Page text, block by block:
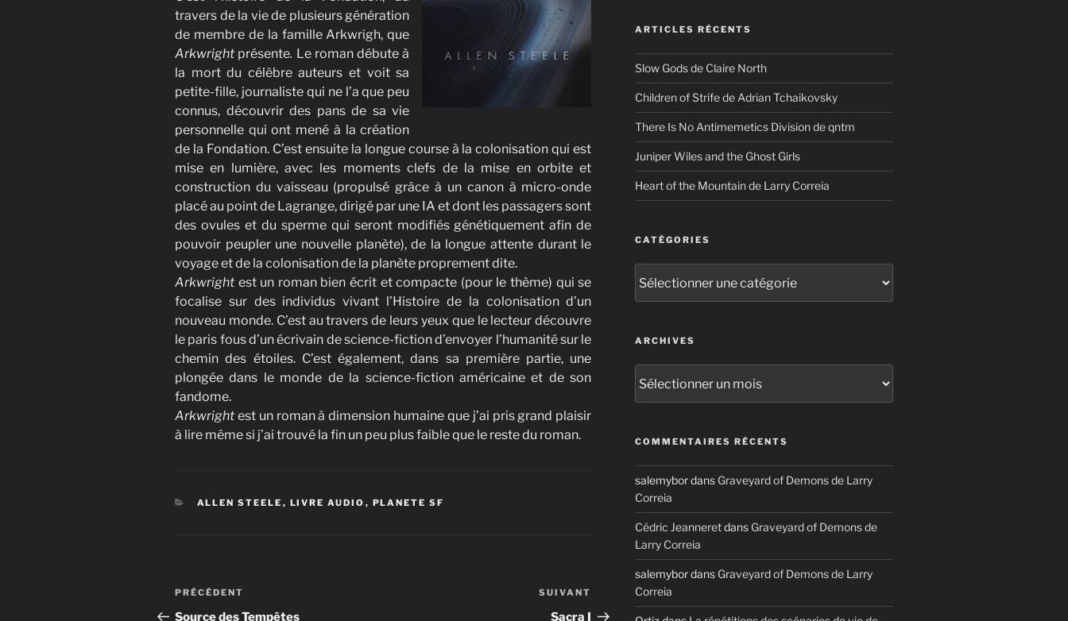
travers de la vie de plusieurs génération
de membre de la famille Arkwrigh, que
Arkwright présente. Le roman débute à
la mort du célèbre auteurs et voit sa
petite-fille, journaliste qui ne l’a que peu
connus, découvrir des pans de sa vie
personnelle qui ont mené à la création
de la Fondation. C’est ensuite la longue course à la colonisation qui est
mise en lumière, avec les moments clefs de la mise en orbite et
construction du vaisseau (propulsé grâce à un canon à micro-onde
placé au point de Lagrange, dirigé par une IA et dont les passagers sont
des ovules et du sperme qui seront modifiés génétiquement afin de
pouvoir peupler une nouvelle planète), de la longue attente durant le
voyage et de la colonisation de la planète proprement dite.
Arkwright est un roman bien écrit et compacte (pour le thème) qui se
focalise sur des individus vivant l’Histoire de la colonisation d’un
nouveau monde. C’est au travers de leurs yeux que le lecteur découvre
le paris fous d’un écrivain de science-fiction d’envoyer l’humanité sur le
chemin des étoiles. C’est également, dans sa première partie, une
plongée dans le monde de la science-fiction américaine et de son
fandome.
Arkwright est un roman à dimension humaine que j’ai pris grand plaisir
à lire même si j’ai trouvé la fin un peu plus faible que le reste du roman.
CATÉGORIES
ALLEN STEELE , LIVRE AUDIO , PLANETE SF
Navigation
de
Article
précédent
PRÉCÉDENT
Source des Tempêtes
suivant
SUIVANT
Sacra I
ARTICLES RÉCENTS
Slow Gods de Claire North
Children of Strife de Adrian Tchaikovsky
There Is No Antimemetics Division de qntm
Juniper Wiles and the Ghost Girls
Heart of the Mountain de Larry Correia
CATÉGORIES
ARCHIVES
COMMENTAIRES RÉCENTS
salemybordans Graveyard of Demons de Larry
Correia
Cédric Jeanneretdans Graveyard of Demons de
Larry Correia
salemybordans Graveyard of Demons de Larry
Correia